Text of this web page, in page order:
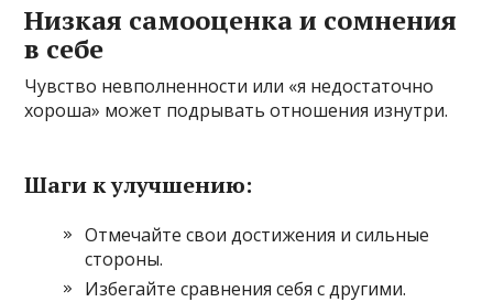
Низкая самооценка и сомнения
в себе
Чувство невполненности или «я недостаточно
хороша» может подрывать отношения изнутри.
Шаги к улучшению:
Отмечайте свои достижения и сильные
стороны.
Избегайте сравнения себя с другими.